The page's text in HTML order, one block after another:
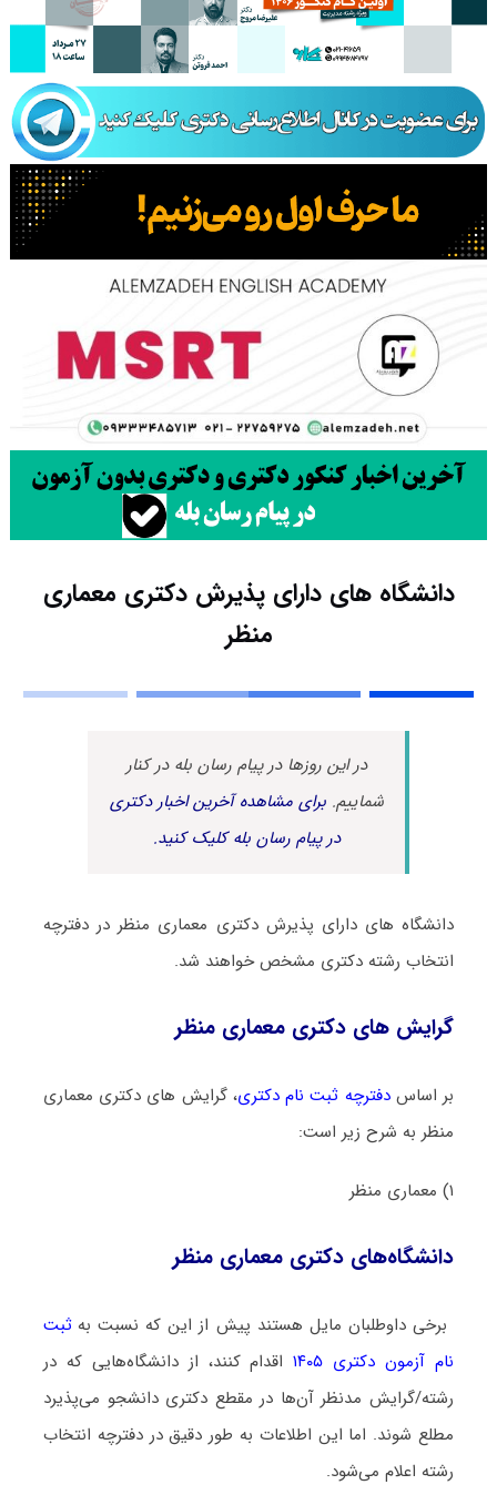
دانشگاه های دارای پذیرش دکتری ﻣﻌﻤﺎری
منظر
در این روزها در پیام رسان بله در کنار
شماییم.برای مشاهده آخرین اخبار دکتری
در پیام رسان بله کلیک کنید.
دانشگاه های دارای پذیرش دکتری معماری منظر در دفترچه
انتخاب رشته دکتری مشخص خواهند شد.
گرایش های دکتری معماری منظر
بر اساسدفترچه ثبت نام دکتری، گرایش های دکتری معماری
منظر به شرح زیر است:
۱) معماری منظر
دانشگاه‌های دکتری معماری منظر
برخی داوطلبان مایل هستند پیش از این که نسبت به ثبت
نام آزمون دکتری ۱۴۰۵
اقدام کنند، از دانشگاه‌هایی که در
رشته/گرایش مدنظر آن‌ها در مقطع دکتری دانشجو می‌پذیرد
مطلع شوند. اما این اطلاعات به طور دقیق در دفترچه انتخاب
رشته اعلام می‌شود.